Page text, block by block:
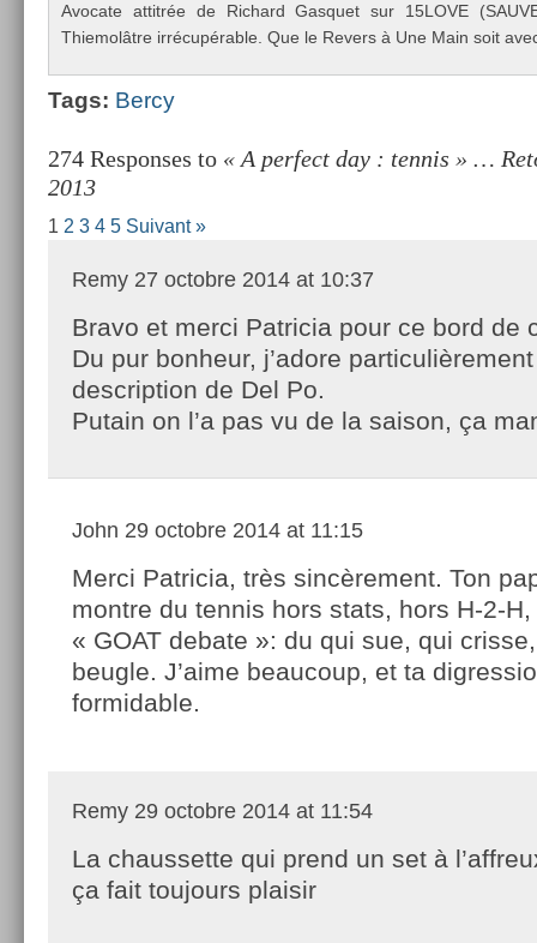
Avocate at­titrée de Ric­hard Gas­quet sur 15LOVE
Thiemolâtre irrécupérable. Que le Re­v­ers à Une Main soit
Tags: Bercy
274 Responses to « A perfect day : tennis » …
2013
1 2 3 4 5 Suivant »
Remy 27 octobre 2014 at 10:37
Bravo et merci Patricia pour ce bord de
Du pur bonheur, j’adore
description de Del Po.
Putain on l’a pas vu de la saison, ça
John 29 octobre 2014 at 11:15
Merci Patricia, très sincèrement. Ton
montre du tennis hors stats, hors H-2-
« GOAT debate »: du qui sue, qui
beugle. J’aime beaucoup, et ta
formidable.
Remy 29 octobre 2014 at 11:54
La chaussette qui prend un set à
ça fait toujours plaisir